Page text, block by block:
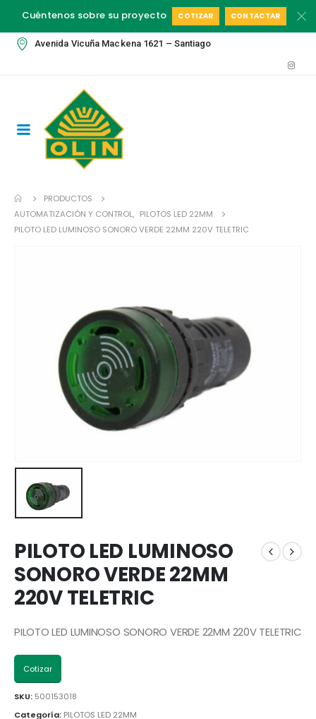
Cuéntenos sobre su proyecto COTIZAR CONTACTAR
Avenida Vicuña Mackena 1621 – Santiago
PRODUCTOS
AUTOMATIZACIÓN Y CONTROL, PILOTOS LED 22MM
PILOTO LED LUMINOSO SONORO VERDE 22MM 220V TELETRIC
PILOTO LED LUMINOSO
SONORO VERDE 22MM
220V TELETRIC
PILOTO LED LUMINOSO SONORO VERDE 22MM 220V TELETRIC
Cotizar
SKU: 500153018
Categoría: PILOTOS LED 22MM